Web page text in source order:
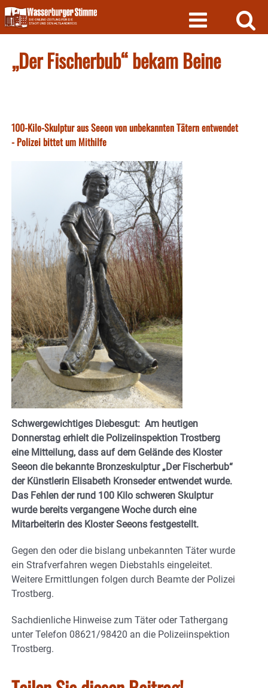
Skip
to
content
„Der Fischerbub“ bekam Beine
100-Kilo-Skulptur aus Seeon von unbekannten Tätern entwendet
- Polizei bittet um Mithilfe
Schwergewichtiges Diebesgut: Am heutigen
Donnerstag erhielt die Polizeiinspektion Trostberg
eine Mitteilung, dass auf dem Gelände des Kloster
Seeon die bekannte Bronzeskulptur „Der Fischerbub“
der Künstlerin Elisabeth Kronseder entwendet wurde.
Das Fehlen der rund 100 Kilo schweren Skulptur
wurde bereits vergangene Woche durch eine
Mitarbeiterin des Kloster Seeons festgestellt.
Gegen den oder die bislang unbekannten Täter wurde
ein Strafverfahren wegen Diebstahls eingeleitet.
Weitere Ermittlungen folgen durch Beamte der Polizei
Trostberg.
Sachdienliche Hinweise zum Täter oder Tathergang
unter Telefon 08621/98420 an die Polizeiinspektion
Trostberg.